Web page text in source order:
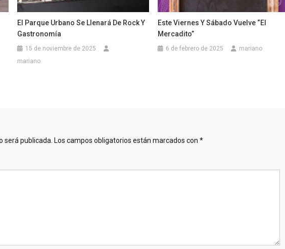
El Parque Urbano Se Llenará De Rock Y
Gastronomía
15 de noviembre de 2025
mariano
Este Viernes Y Sábado Vuelve “El
Mercadito”
6 de febrero de 2025 mariano
será publicada. Los campos obligatorios están marcados con *